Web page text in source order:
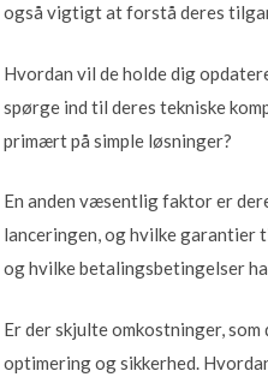
også vigtigt at forstå deres
Hvordan vil de holde dig
spørge ind til deres tekniske
primært på simple løsninger?
En anden væsentlig faktor er
lanceringen, og hvilke garantier
og hvilke betalingsbetingelser
Er der skjulte omkostninger,
optimering og sikkerhed.